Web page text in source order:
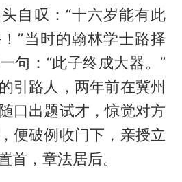
自叹：“十六岁能有此
”当时的翰林学士路择
句：“此子终成大器。”
引路人，两年前在冀州
口出题试才，惊觉对方
便破例收门下，亲授立
，章法居后。